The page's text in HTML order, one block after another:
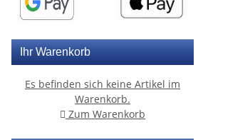
Ihr Warenkorb
Es befinden sich keine Artikel im
Warenkorb.
Zum Warenkorb